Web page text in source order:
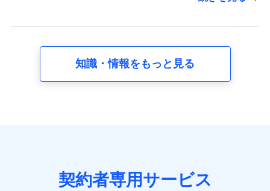
の内容、保険料、保険料のお支払方法、車のメーカーや
走行距離などの情報、建物の構造や築年数などの情報、
険契約に関する情報。例として、保険契約者及び被保険
者の氏名、住所、生年月日、性別、保険契約者と被保険
知識・情報をもっと見る
契約者専用サービス